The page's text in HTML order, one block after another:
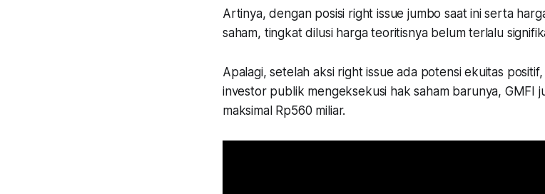
Artinya, dengan posisi right issue jumbo saat ini serta
saham, tingkat dilusi harga teoritisnya belum terlalu
Apalagi, setelah aksi right issue ada potensi ekuitas
investor publik mengeksekusi hak saham barunya, GMFI
maksimal Rp560 miliar.